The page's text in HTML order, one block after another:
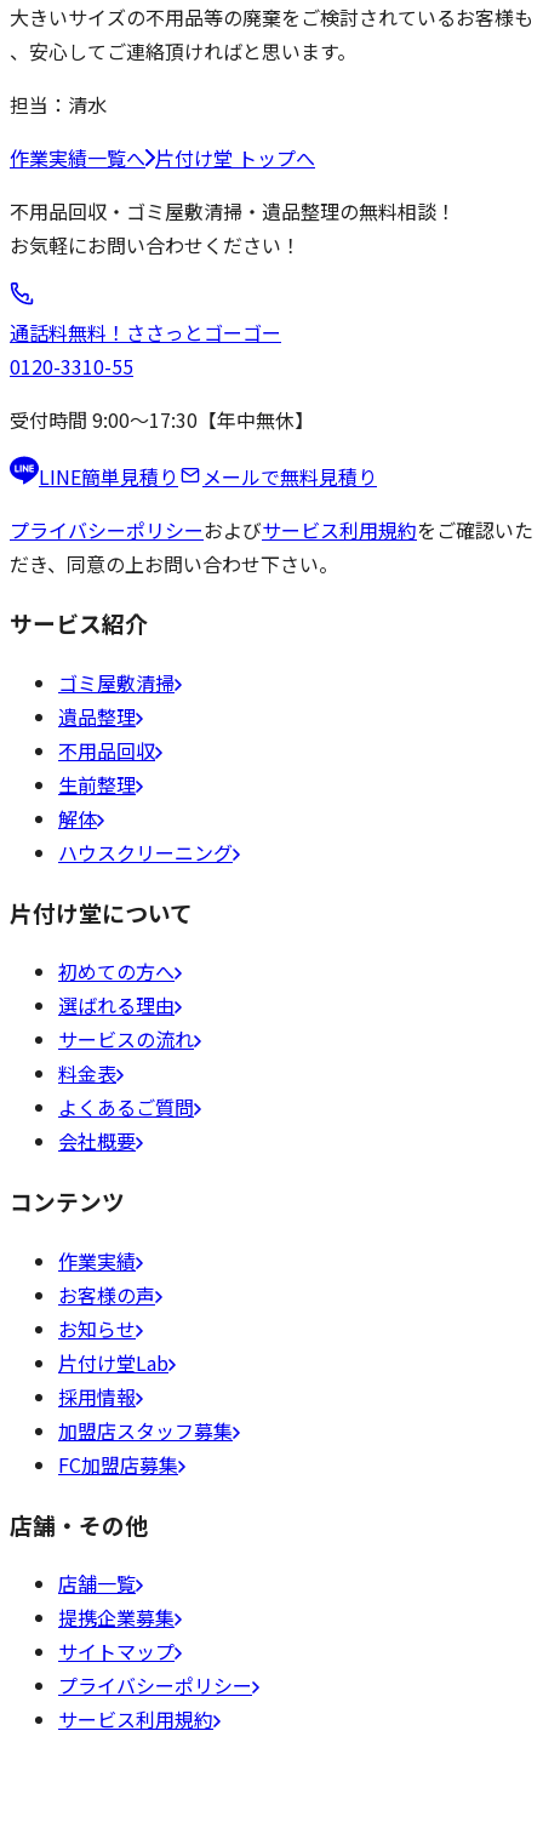
大きいサイズの不用品等の廃棄をご検討されているお客様も
、安心してご連絡頂ければと思います。
担当： 清水
作業実績一覧へ 片付け堂 トップへ
不用品回収・ゴミ屋敷清掃・遺品整理の無料相談！
お気軽にお問い合わせください！
通話料無料！ ささっと ゴーゴー
0120-3310-55
受付時間 9:00〜17:30【年中無休】
LINE簡単見積り
メールで無料見積り
プライバシーポリシーおよびサービス利用規約をご確認いた
だき、同意の上お問い合わせ下さい。
サービス紹介
ゴミ屋敷清掃
遺品整理
不用品回収
生前整理
解体
ハウスクリーニング
片付け堂について
初めての方へ
選ばれる理由
サービスの流れ
料金表
よくあるご質問
会社概要
コンテンツ
作業実績
お客様の声
お知らせ
片付け堂Lab
採用情報
加盟店スタッフ募集
FC加盟店募集
店舗・その他
店舗一覧
提携企業募集
サイトマップ
プライバシーポリシー
サービス利用規約